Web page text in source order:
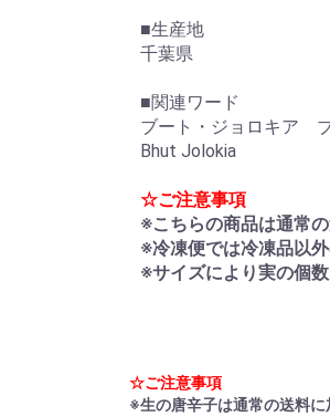
■生産地
千葉県
■関連ワード
ブート・ジョロキア
Bhut Jolokia
☆ご注意事項
※こちらの商品は通常
※冷凍便では冷凍品以
※サイズにより実の個数
☆ご注意事項
※生の唐辛子は通常の送料